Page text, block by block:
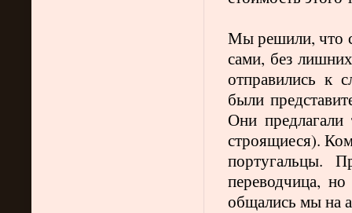
Мы решили, что
сами, без
отправились к
были
Они
строящиеся).
португальцы.
переводчица,
общались мы на